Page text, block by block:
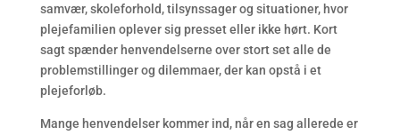
samvær, skoleforhold, tilsynssager og situationer, hvor
plejefamilien oplever sig presset eller ikke hørt. Kort
sagt spænder henvendelserne over stort set alle de
problemstillinger og dilemmaer, der kan opstå i et
plejeforløb.
Mange henvendelser kommer ind, når en sag allerede er